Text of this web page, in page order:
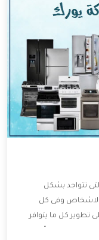
تتواجد بشكل
الاشخاص وفى كل
تطوير كل ما يتوافر